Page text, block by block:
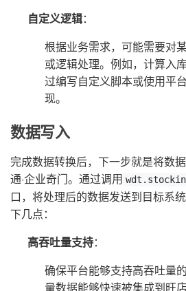
自定义逻辑：
根据业务需求，可能需要对
或逻辑处理。例如，计算入
过编写自定义脚本或使用平
现。
数据写入
完成数据转换后，下一步就是将
通·企业奇门。通过调用
口，将处理后的数据发送到目标系
下几点：
高吞吐量支持：
确保平台能够支持高吞吐量
量数据能够快速被集成到旺